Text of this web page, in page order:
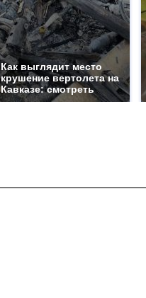
Как выглядит место
крушение вертолета на
Кавказе: смотреть